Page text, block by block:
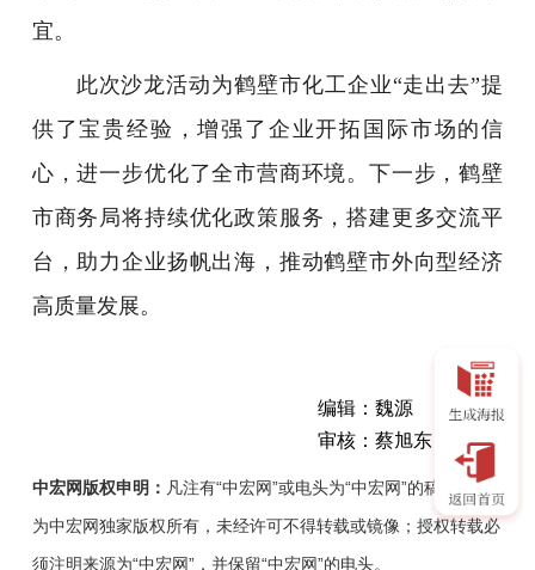
宜。
此次沙龙活动为鹤壁市化工企业“走出去”提
供了宝贵经验，增强了企业开拓国际市场的信
心，进一步优化了全市营商环境。下一步，鹤壁
市商务局将持续优化政策服务，搭建更多交流平
台，助力企业扬帆出海，推动鹤壁市外向型经济
高质量发展。
编辑：魏源
审核：蔡旭东
中宏网版权申明： 凡注有“中宏网”或电头为“中宏网”的稿件，均
为中宏网独家版权所有，未经许可不得转载或镜像；授权转载必
须注明来源为“中宏网”，并保留“中宏网”的电头。